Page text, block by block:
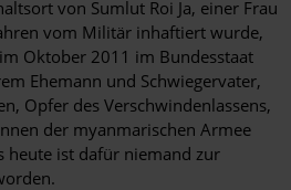
von Sumlut Roi Ja, einer Frau
vom Militär inhaftiert wurde,
Oktober 2011 im Bundesstaat
Ehemann und Schwiegervater,
Opfer des Verschwindenlassens,
der myanmarischen Armee
heute ist dafür niemand zur